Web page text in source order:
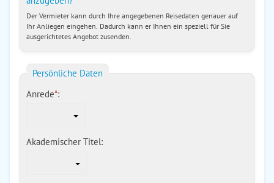
Der Vermieter kann durch Ihre angegebenen Reisedaten genauer auf
Ihr Anliegen eingehen. Dadurch kann er Ihnen ein speziell für Sie
ausgerichtetes Angebot zusenden.
Persönliche Daten
Anrede*:
Akademischer Titel: